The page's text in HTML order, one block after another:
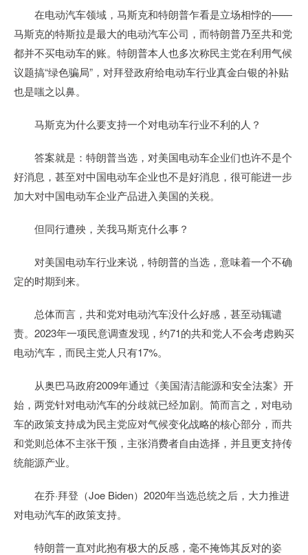
在电动汽车领域，马斯克和特朗普乍看是立场相悖的——
马斯克的特斯拉是最大的电动汽车公司，而特朗普乃至共和党
都并不买电动车的账。特朗普本人也多次称民主党在利用气候
议题搞“绿色骗局”，对拜登政府给电动车行业真金白银的补贴
也是嗤之以鼻。
马斯克为什么要支持一个对电动车行业不利的人？
答案就是：特朗普当选，对美国电动车企业们也许不是个
好消息，甚至对中国电动车企业也不是好消息，很可能进一步
加大对中国电动车企业产品进入美国的关税。
但同行遭殃，关我马斯克什么事？
对美国电动车行业来说，特朗普的当选，意味着一个不确
定的时期到来。
总体而言，共和党对电动汽车没什么好感，甚至动辄谴
责。2023年一项民意调查发现，约71的共和党人不会考虑购买
电动汽车，而民主党人只有17%。
从奥巴马政府2009年通过《美国清洁能源和安全法案》开
始，两党针对电动汽车的分歧就已经加剧。简而言之，对电动
车的政策支持成为民主党应对气候变化战略的核心部分，而共
和党则总体不主张干预，主张消费者自由选择，并且更支持传
统能源产业。
在乔·拜登（Joe Biden）2020年当选总统之后，大力推进
对电动汽车的政策支持。
特朗普一直对此抱有极大的反感，毫不掩饰其反对的姿